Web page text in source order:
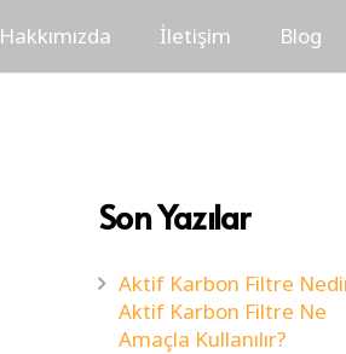
Hakkımızda İletişim Blog
Son Yazılar
Aktif Karbon Filtre
Aktif Karbon Filtre Ne
Amaçla Kullanılır?